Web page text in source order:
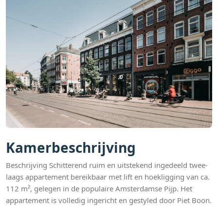
Kamerbeschrijving
Beschrijving Schitterend ruim en uitstekend ingedeeld twee-
laags appartement bereikbaar met lift en hoekligging van ca.
112 m², gelegen in de populaire Amsterdamse Pijp. Het
appartement is volledig ingericht en gestyled door Piet Boon.